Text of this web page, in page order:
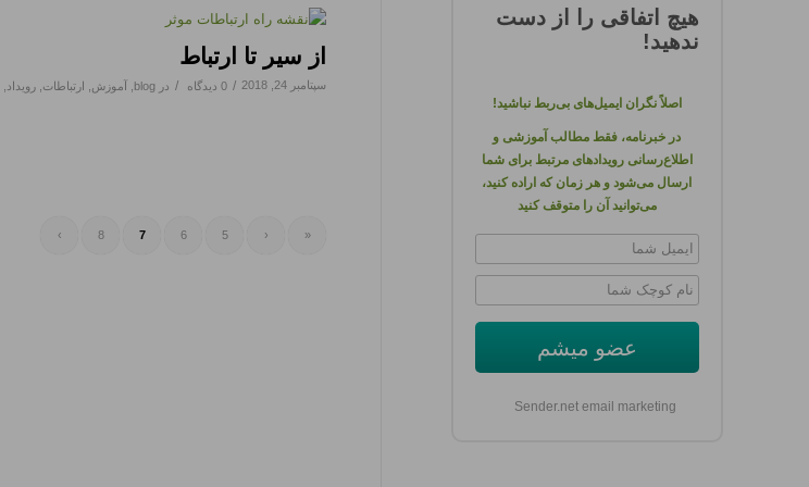
از سیر تا ارتباط
سپتامبر 24, 2018 / 0 دیدگاه / در blog آموزش ارتباطات رویداد
«
‹
5
6
7
8
›
هیچ اتفاقی را از دست
ندهید!
اصلاً نگران ایمیل‌های بی‌ربط نباشید!
در خبرنامه، فقط مطالب آموزشی و
اطلاع‌رسانی رویدادهای مرتبط برای شما
ارسال می‌شود و هر زمان که اراده کنید،
می‌توانید آن را متوقف کنید
عضو میشم
Sender.net email marketing